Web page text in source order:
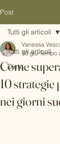
Post
Tutti gli articoli
Diete
Tutti gli articoli
Come
10 strategie
nei giorni
Vanessa
10 giu Tempo